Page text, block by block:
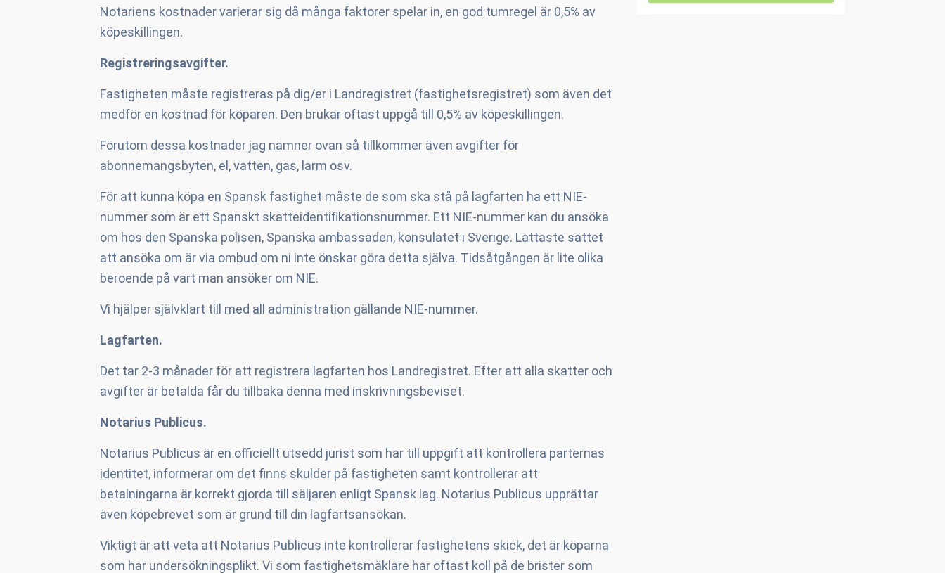
Notariens kostnader varierar sig då många faktorer spelar in, en god tumregel är 0,5% av
köpeskillingen.
Registreringsavgifter.
Fastigheten måste registreras på dig/er i Landregistret (fastighetsregistret) som även det
medför en kostnad för köparen. Den brukar oftast uppgå till 0,5% av köpeskillingen.
Förutom dessa kostnader jag nämner ovan så tillkommer även avgifter för
abonnemangsbyten, el, vatten, gas, larm osv.
För att kunna köpa en Spansk fastighet måste de som ska stå på lagfarten ha ett NIE-
nummer som är ett Spanskt skatteidentifikationsnummer. Ett NIE-nummer kan du ansöka
om hos den Spanska polisen, Spanska ambassaden, konsulatet i Sverige. Lättaste sättet
att ansöka om är via ombud om ni inte önskar göra detta själva. Tidsåtgången är lite olika
beroende på vart man ansöker om NIE.
Vi hjälper självklart till med all administration gällande NIE-nummer.
Lagfarten.
Det tar 2-3 månader för att registrera lagfarten hos Landregistret. Efter att alla skatter och
avgifter är betalda får du tillbaka denna med inskrivningsbeviset.
Notarius Publicus.
Notarius Publicus är en officiellt utsedd jurist som har till uppgift att kontrollera parternas
identitet, informerar om det finns skulder på fastigheten samt kontrollerar att
betalningarna är korrekt gjorda till säljaren enligt Spansk lag. Notarius Publicus upprättar
även köpebrevet som är grund till din lagfartsansökan.
Viktigt är att veta att Notarius Publicus inte kontrollerar fastighetens skick, det är köparna
som har undersökningsplikt. Vi som fastighetsmäklare har oftast koll på de brister som